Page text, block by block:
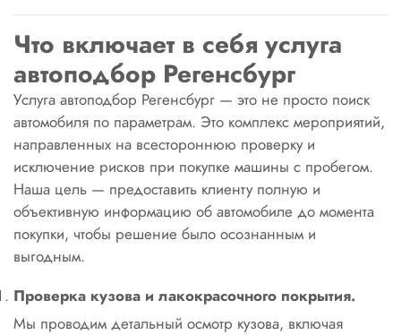
Что включает в себя услуга
автоподбор Регенсбург
Услуга автоподбор Регенсбург — это не просто поиск
автомобиля по параметрам. Это комплекс мероприятий,
направленных на всестороннюю проверку и
исключение рисков при покупке машины с пробегом.
Наша цель — предоставить клиенту полную и
объективную информацию об автомобиле до момента
покупки, чтобы решение было осознанным и
выгодным.
Проверка кузова и лакокрасочного покрытия.
Мы проводим детальный осмотр кузова, включая